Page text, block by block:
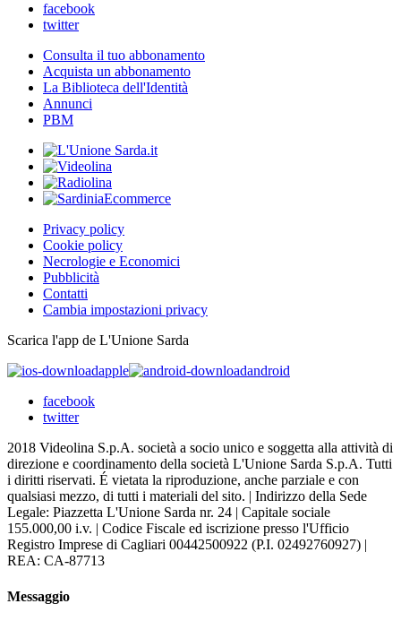
facebook
twitter
Consulta il tuo abbonamento
Acquista un abbonamento
La Biblioteca dell'Identità
Annunci
PBM
Privacy policy
Cookie policy
Necrologie e Economici
Pubblicità
Contatti
Cambia impostazioni privacy
Scarica l'app de L'Unione Sarda
apple
android
facebook
twitter
2018 Videolina S.p.A. società a socio unico e soggetta alla attività di
direzione e coordinamento della società L'Unione Sarda S.p.A. Tutti
i diritti riservati. É vietata la riproduzione, anche parziale e con
qualsiasi mezzo, di tutti i materiali del sito. | Indirizzo della Sede
Legale: Piazzetta L'Unione Sarda nr. 24 | Capitale sociale
155.000,00 i.v. | Codice Fiscale ed iscrizione presso l'Ufficio
Registro Imprese di Cagliari 00442500922 (P.I. 02492760927) |
REA: CA-87713
Messaggio